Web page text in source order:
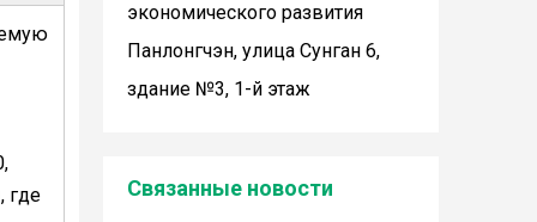
где
экономического развития
Панлонгчэн, улица Сунган 6,
здание №3, 1-й этаж
Связанные новости